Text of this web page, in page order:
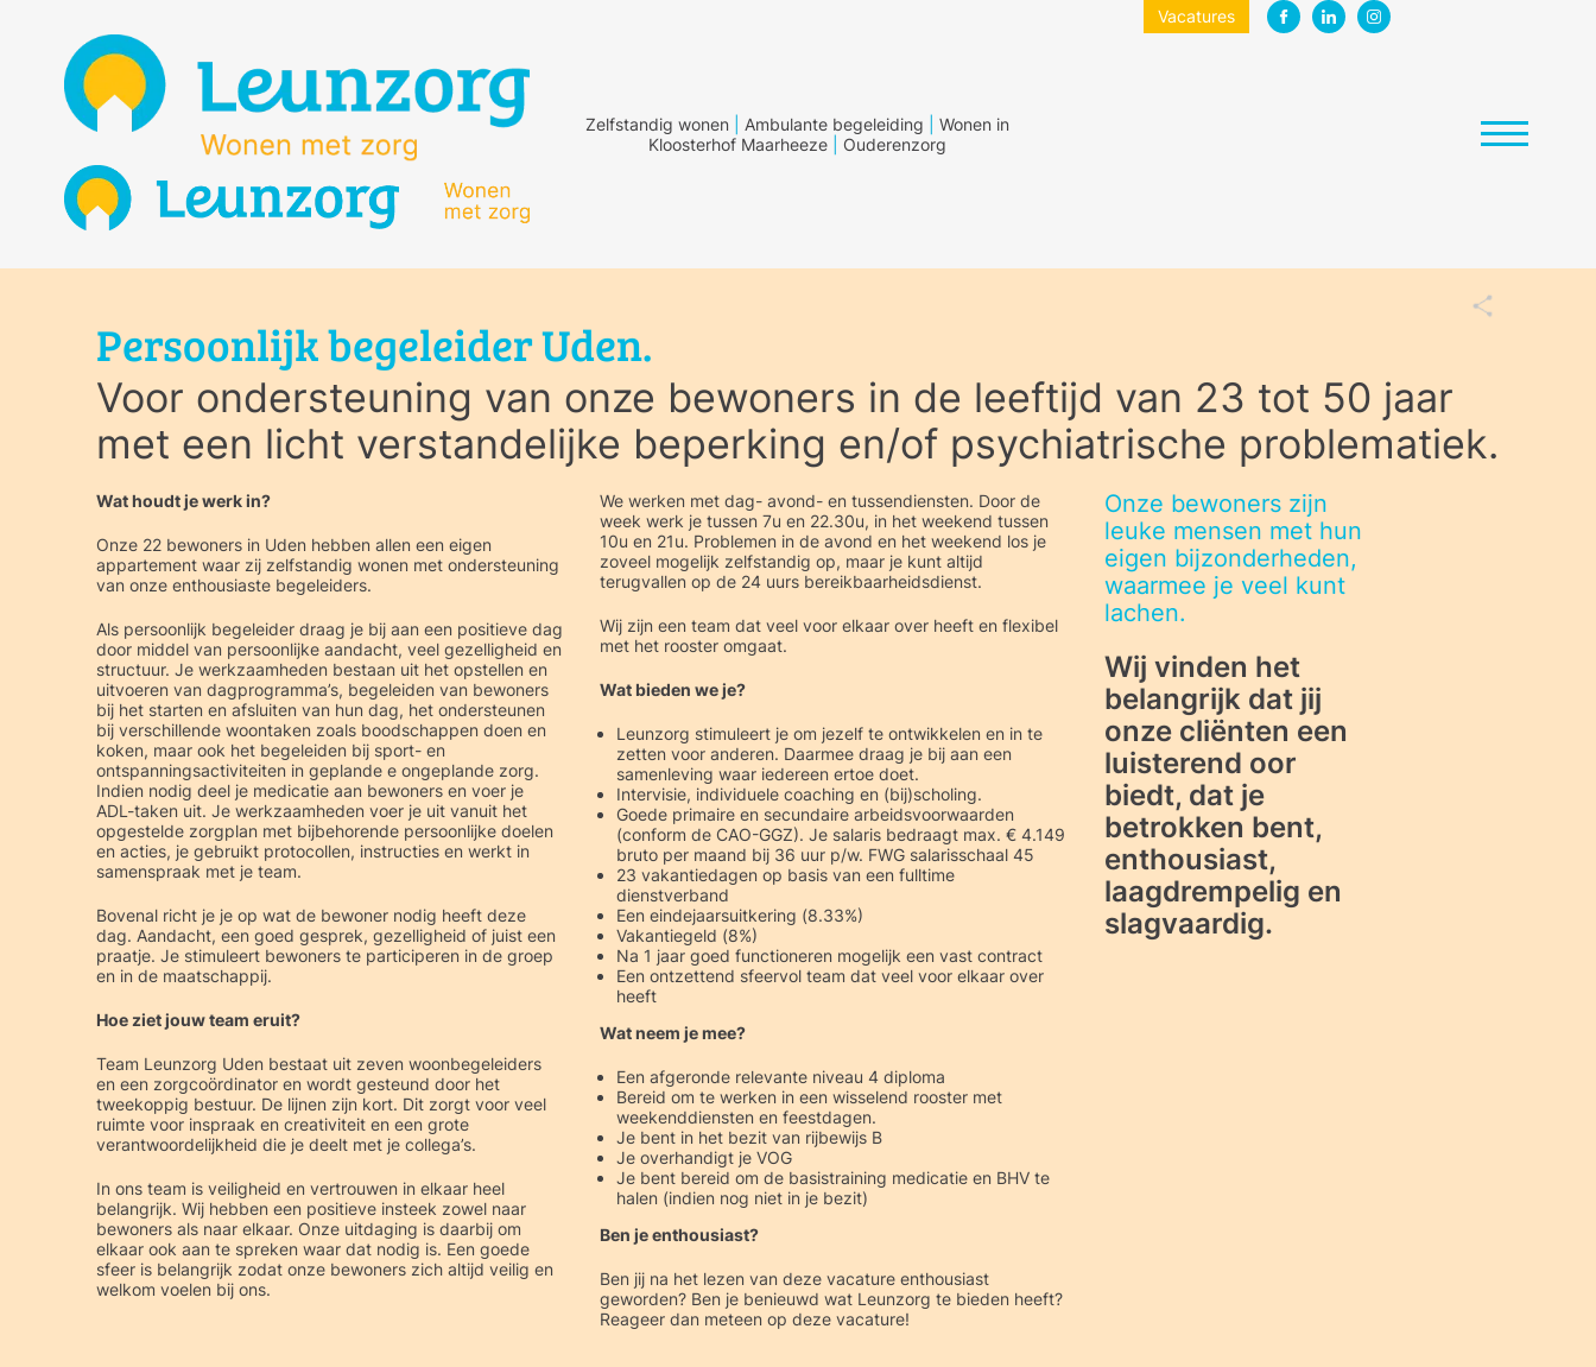
Zelfstandig wonen Ambulante begeleiding |Wonen in
Kloosterhof Maarheeze
|Ouderenzorg
Vacatures
Persoonlijk begeleider Uden.
Voor ondersteuning van onze bewoners in de leeftijd van 23 tot 50 jaar
met een licht verstandelijke beperking en/of psychiatrische problematiek.
Wat houdt je werk in?
Onze 22 bewoners in Uden hebben allen een eigen
appartement waar zij zelfstandig wonen met ondersteuning
van onze enthousiaste begeleiders.
Als persoonlijk begeleider draag je bij aan een positieve dag
door middel van persoonlijke aandacht, veel gezelligheid en
structuur. Je werkzaamheden bestaan uit het opstellen en
uitvoeren van dagprogramma’s, begeleiden van bewoners
bij het starten en afsluiten van hun dag, het ondersteunen
bij verschillende woontaken zoals boodschappen doen en
koken, maar ook het begeleiden bij sport- en
ontspanningsactiviteiten in geplande e ongeplande zorg.
Indien nodig deel je medicatie aan bewoners en voer je
ADL-taken uit. Je werkzaamheden voer je uit vanuit het
opgestelde zorgplan met bijbehorende persoonlijke doelen
en acties, je gebruikt protocollen, instructies en werkt in
samenspraak met je team.
Bovenal richt je je op wat de bewoner nodig heeft deze
dag. Aandacht, een goed gesprek, gezelligheid of juist een
praatje. Je stimuleert bewoners te participeren in de groep
en in de maatschappij.
Hoe ziet jouw team eruit?
Team Leunzorg Uden bestaat uit zeven woonbegeleiders
en een zorgcoördinator en wordt gesteund door het
tweekoppig bestuur. De lijnen zijn kort. Dit zorgt voor veel
ruimte voor inspraak en creativiteit en een grote
verantwoordelijkheid die je deelt met je collega’s.
In ons team is veiligheid en vertrouwen in elkaar heel
belangrijk. Wij hebben een positieve insteek zowel naar
bewoners als naar elkaar. Onze uitdaging is daarbij om
elkaar ook aan te spreken waar dat nodig is. Een goede
sfeer is belangrijk zodat onze bewoners zich altijd veilig en
welkom voelen bij ons.
We werken met dag- avond- en tussendiensten. Door de
week werk je tussen 7u en 22.30u, in het weekend tussen
10u en 21u. Problemen in de avond en het weekend los je
zoveel mogelijk zelfstandig op, maar je kunt altijd
terugvallen op de 24 uurs bereikbaarheidsdienst.
Wij zijn een team dat veel voor elkaar over heeft en flexibel
met het rooster omgaat.
Wat bieden we je?
Leunzorg stimuleert je om jezelf te ontwikkelen en in te
zetten voor anderen. Daarmee draag je bij aan een
samenleving waar iedereen ertoe doet.
Intervisie, individuele coaching en (bij)scholing.
Goede primaire en secundaire arbeidsvoorwaarden
(conform de CAO-GGZ). Je salaris bedraagt max. € 4.149
bruto per maand bij 36 uur p/w. FWG salarisschaal 45
23 vakantiedagen op basis van een fulltime
dienstverband
Een eindejaarsuitkering (8.33%)
Vakantiegeld (8%)
Na 1 jaar goed functioneren mogelijk een vast contract
Een ontzettend sfeervol team dat veel voor elkaar over
heeft
Wat neem je mee?
Een afgeronde relevante niveau 4 diploma
Bereid om te werken in een wisselend rooster met
weekenddiensten en feestdagen.
Je bent in het bezit van rijbewijs B
Je overhandigt je VOG
Je bent bereid om de basistraining medicatie en BHV te
halen (indien nog niet in je bezit)
Ben je enthousiast?
Ben jij na het lezen van deze vacature enthousiast
geworden? Ben je benieuwd wat Leunzorg te bieden heeft?
Reageer dan meteen op deze vacature!
Onze bewoners zijn
leuke mensen met hun
eigen bijzonderheden,
waarmee je veel kunt
lachen.
Wij vinden het
belangrijk dat jij
onze cliënten een
luisterend oor
biedt, dat je
betrokken bent,
enthousiast,
laagdrempelig en
slagvaardig.